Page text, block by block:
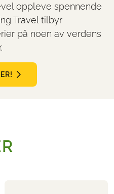
oppleve spennende
Travel tilbyr
på noen av verdens